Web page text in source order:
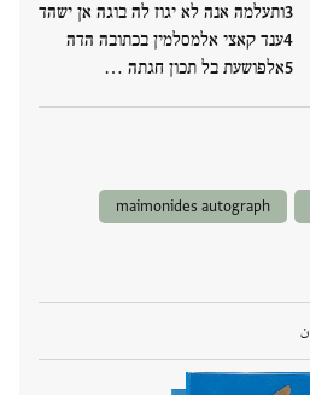
ותעלמה אנה לא יגוז לה בוגה אן ישהד
ענד קאצי אלמסלמין בכתובה הדה
אלפושעת בל תכון חגתה …
maimonides autograph